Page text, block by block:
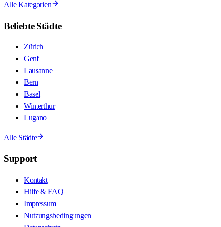
Alle Kategorien
Beliebte Städte
Zürich
Genf
Lausanne
Bern
Basel
Winterthur
Lugano
Alle Städte
Support
Kontakt
Hilfe & FAQ
Impressum
Nutzungsbedingungen